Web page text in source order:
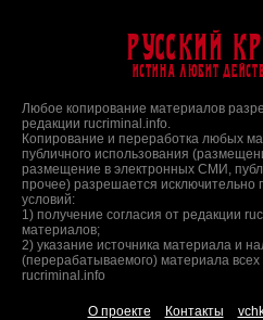
Русский
Истина любит
Любое копирование материалов
редакции rucriminal.info.
Копирование и переработка любых
публичного использования
размещение в электронных СМИ,
прочее) разрешается
условий:
1) получение согласия от редакции
материалов;
2) указание источника материала и
(перерабатываемого) материала всех
rucriminal.info
О проекте Контакты